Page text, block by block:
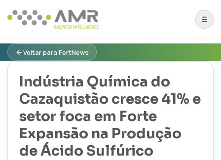
Voltar para FertNews
Indústria Química do
Cazaquistão cresce 41% e
setor foca em Forte
Expansão na Produção
de Ácido Sulfúrico